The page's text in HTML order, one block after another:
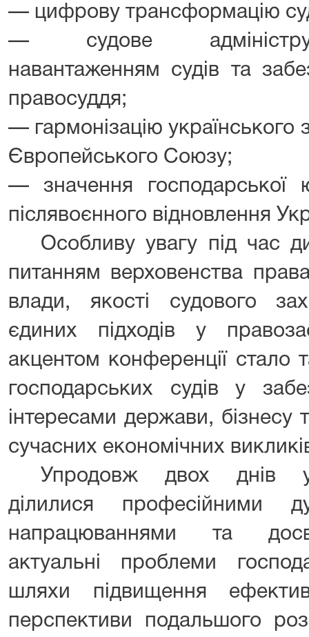
— цифрову трансформацію
— судове
навантаженням судів та
правосуддя;
— гармонізацію українського
Європейського Союзу;
— значення господарської
післявоєнного відновлення
Особливу увагу під час
питанням верховенства
влади, якості судового
єдиних підходів у
акцентом конференції стало
господарських судів у
інтересами держави, бізнесу
сучасних економічних
Упродовж двох днів
ділилися професійними
напрацюваннями та
актуальні проблеми
шляхи підвищення
перспективи подальшого